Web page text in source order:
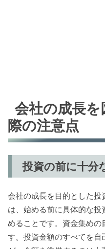
会社の成長を
際の注意点
投資の前に十分
会社の成長を目的とした
は、始める前に具体的な
めることです。資金集めの
す。投資金額のすべてを